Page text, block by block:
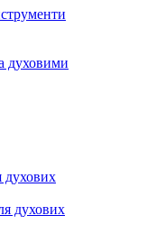
духовими
духових
духових